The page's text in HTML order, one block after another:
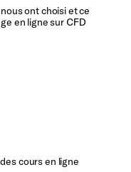
ont choisi et ce
en ligne sur CFD
cours en ligne